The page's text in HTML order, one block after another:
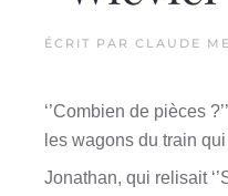
ÉCRIT PAR CLAUDE
‘’Combien de pièces
les wagons du train
Jonathan, qui relisait